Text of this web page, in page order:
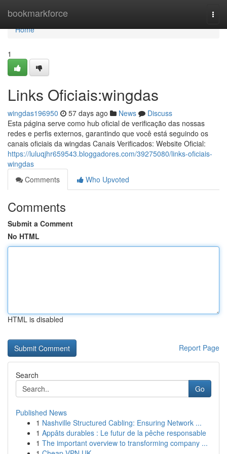
bookmarkforce
Home
Home
1
Links Oficiais:wingdas
wingdas196950 57 days ago News
Discuss
Esta página serve como hub oficial de verificação das nossas
redes e perfis externos, garantindo que você está seguindo os
canais oficiais da wingdas Canais Verificados: Website Oficial:
https://luluqjhr659543.bloggadores.com/39275080/links-oficiais-
wingdas
Comments
Who Upvoted
Comments
Submit a Comment
No HTML
HTML is disabled
Report Page
Search
Go
Published News
1 Nashville Structured Cabling: Ensuring Network ...
1 Appâts durables : Le futur de la pêche responsable
1 The important overview to transforming company ...